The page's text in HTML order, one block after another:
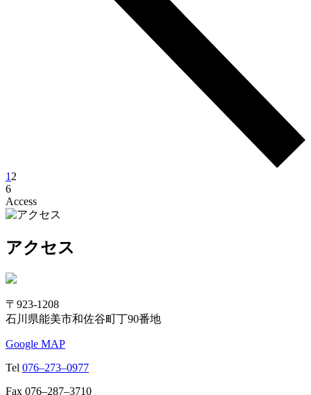
1 2
6
Access
アクセス
〒923-1208
石川県能美市和佐谷町丁90番地
Google MAP
Tel 076–273–0977
Fax 076–287–3710